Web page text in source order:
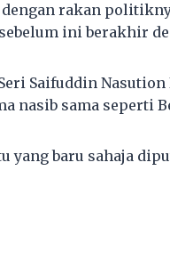
rakan
ini berakhir
Saifuddin
nasib sama seperti
yang baru sahaja